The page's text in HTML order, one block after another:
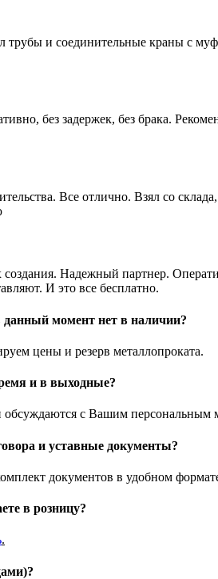
и соединительные краны с
без задержек, без брака.
Все отлично. Взял со
создания. Надежный партнер.
И это все бесплатно.
данный момент нет в наличии?
цены и резерв металлопроката.
и в выходные?
с Вашим
и уставные документы?
документов в удобном
в розницу?
.